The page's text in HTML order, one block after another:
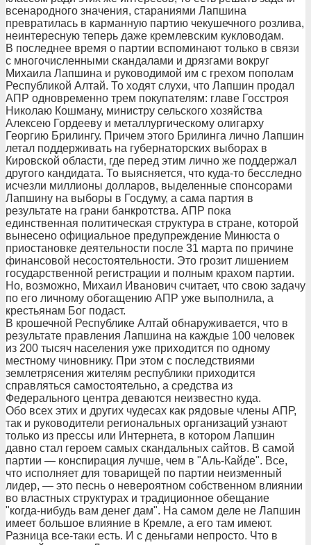
всенародного значения, стараниями Лапшина
превратилась в карманную партию чекушечного розлива,
неинтересную теперь даже кремлевским кукловодам.
В последнее время о партии вспоминают только в связи
с многочисленными скандалами и дрязгами вокруг
Михаила Лапшина и руководимой им с грехом пополам
Республикой Алтай. То ходят слухи, что Лапшин продал
АПР одновременно трем покупателям: главе Госстроя
Николаю Кошману, министру сельского хозяйства
Алексею Гордееву и металлургическому олигарху
Георгию Брилингу. Причем этого Брилинга лично Лапшин
летал поддерживать на губернаторских выборах в
Кировской области, где перед этим лично же поддержал
другого кандидата. То выясняется, что куда-то бесследно
исчезли миллионы долларов, выделенные спонсорами
Лапшину на выборы в Госдуму, а сама партия в
результате на грани банкротства. АПР пока
единственная политическая структура в стране, которой
вынесено официальное предупреждение Минюста о
приостановке деятельности после 31 марта по причине
финансовой несостоятельности. Это грозит лишением
государственной регистрации и полным крахом партии.
Но, возможно, Михаил Иванович считает, что свою задачу
по его личному обогащению АПР уже выполнила, а
крестьянам Бог подаст.
В крошечной Республике Алтай обнаруживается, что в
результате правления Лапшина на каждые 100 человек
из 200 тысяч населения уже приходится по одному
местному чиновнику. При этом с последствиями
землетрясения жителям республики приходится
справляться самостоятельно, а средства из
Федерального центра деваются неизвестно куда.
Обо всех этих и других чудесах как рядовые члены АПР,
так и руководители региональных организаций узнают
только из прессы или Интернета, в котором Лапшин
давно стал героем самых скандальных сайтов. В самой
партии — конспирация лучше, чем в "Аль-Кайде". Все,
что исполняет для товарищей по партии неизменный
лидер, — это песнь о невероятном собственном влиянии
во властных структурах и традиционное обещание
"когда-нибудь вам денег дам". На самом деле не Лапшин
имеет большое влияние в Кремле, а его там имеют.
Разница все-таки есть. И с деньгами непросто. Что в